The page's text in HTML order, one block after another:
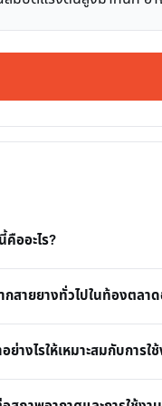
ออะไร?
สายยางทั่วไปในท้องตลาด
างไรให้เหมาะสมกับการใ